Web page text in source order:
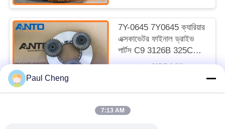
7Y-0645 7Y0645 ক্যারিয়ার
এক্সকাভেটর ফাইনাল ড্রাইভ
পার্টস C9 3126B 325C
328D LCR 330B এর জন্য
আলোচনাযোগ্য MOQ:1 পিসি
Paul Cheng
7:13 AM